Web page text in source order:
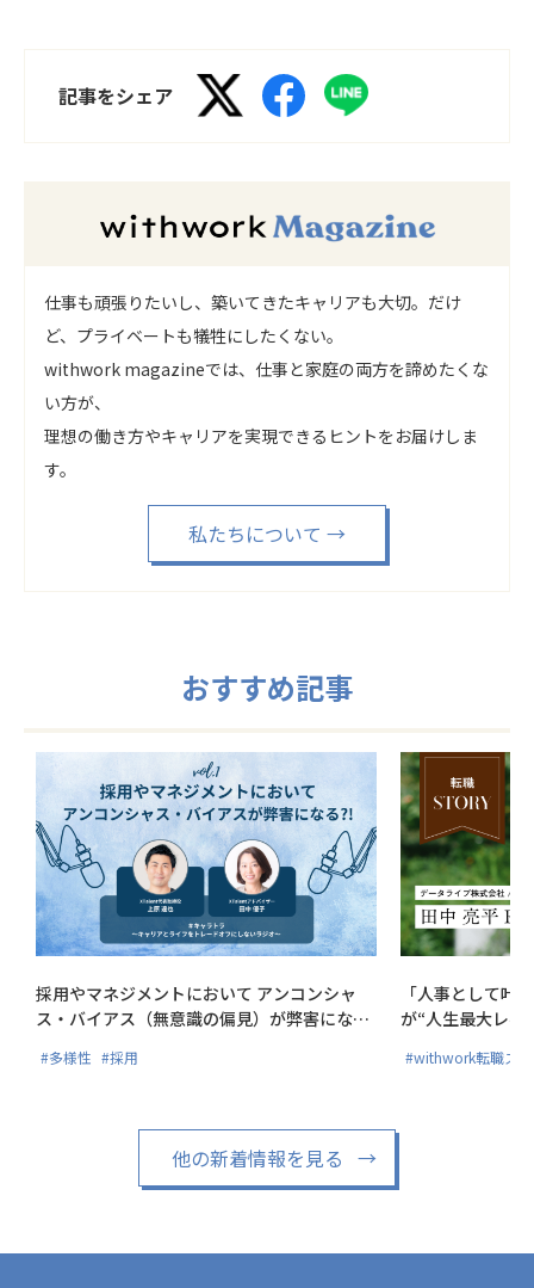
記事をシェア
仕事も頑張りたいし、築いてきたキャリアも大切。だけ
ど、プライベートも犠牲にしたくない。
withwork magazineでは、仕事と家庭の両方を諦めたくな
い方が、
理想の働き方やキャリアを実現できるヒントをお届けしま
す。
私たちについて →
おすすめ記事
採用やマネジメントにおいて アンコンシャ
ス・バイアス（無意識の偏見）が弊害にな
#多様性 #採用
「人事として叶
が“人生最大レベ
#withwork転職ス
他の新着情報を見る →